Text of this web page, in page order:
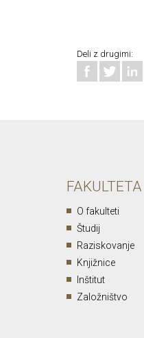
Deli z drugimi:
FAKULTETA
O fakulteti
Študij
Raziskovanje
Knjižnice
Inštitut
Založništvo